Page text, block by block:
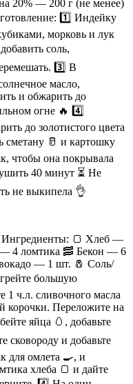
20% — 200 г (не менее)
1️⃣ Индейку
морковь и лук
соль,
3️⃣ В
масло,
и обжарить до
огне 🔥 4️⃣
до золотистого цвета
сметану 🥛 и картошку
чтобы она покрывала
40 минут ⏳ Не
не выкипела 👌
Ингредиенты: 🍞 Хлеб —
4 ломтика 🥓 Бекон — 6
— 1 шт. 🧂 Соль/
большую
1 ч.л. сливочного масла
корочки. Переложите на
яйца 🥚, добавьте
сковороду и добавьте
для омлета 🍳, и
хлеба 🍞 и дайте